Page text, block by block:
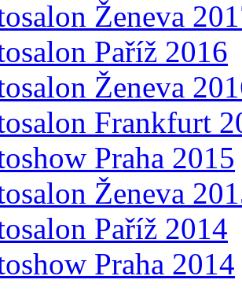
Ženeva
Paříž 2016
Ženeva
Frankfurt
Praha 2015
Ženeva
Paříž 2014
Praha 2014